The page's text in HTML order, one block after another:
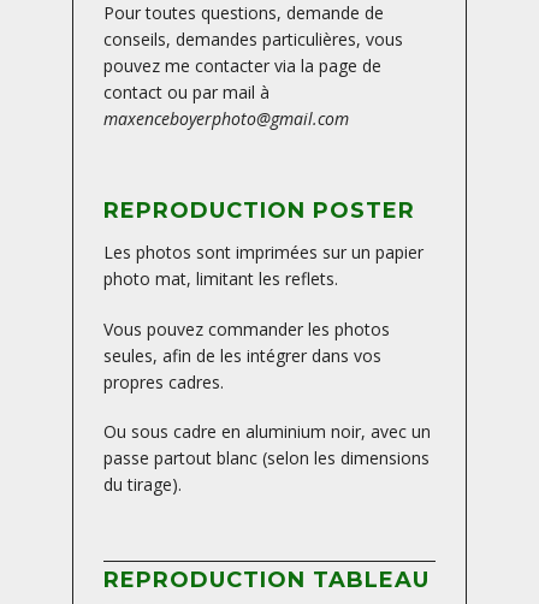
Pour toutes questions, demande de
conseils, demandes particulières, vous
pouvez me contacter via la page de
contact ou par mail à
maxenceboyerphoto@gmail.com
REPRODUCTION POSTER
Les photos sont imprimées sur un papier
photo mat, limitant les reflets.
Vous pouvez commander les photos
seules, afin de les intégrer dans vos
propres cadres.
Ou sous cadre en aluminium noir, avec un
passe partout blanc (selon les dimensions
du tirage).
REPRODUCTION TABLEAU